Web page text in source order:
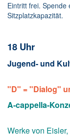
Eintritt frei.
Sitzplatzkapazität.
18 Uhr
Jugend- und
"D" = "Dialog"
A-cappella-
Werke von